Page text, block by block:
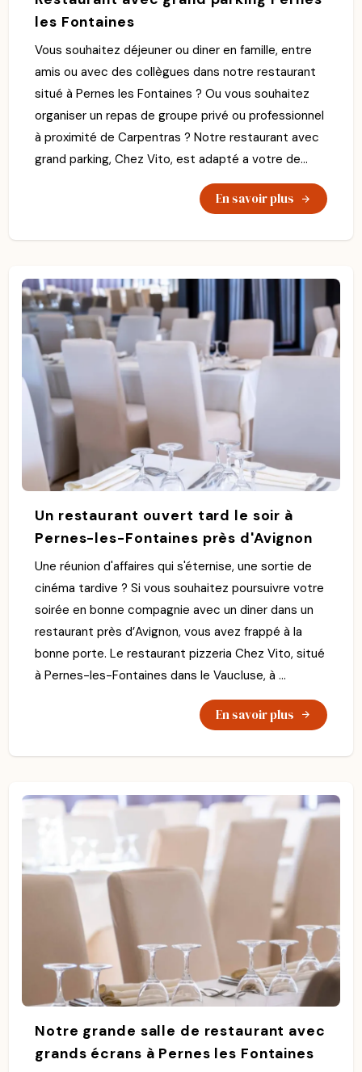
les Fontaines
Vous souhaitez déjeuner ou diner en famille, entre
amis ou avec des collègues dans notre restaurant
situé à Pernes les Fontaines ? Ou vous souhaitez
organiser un repas de groupe privé ou professionnel
à proximité de Carpentras ? Notre restaurant avec
grand parking, Chez Vito, est adapté a votre de...
En savoir plus
Un restaurant ouvert tard le soir à
Pernes-les-Fontaines près d'Avignon
Une réunion d'affaires qui s'éternise, une sortie de
cinéma tardive ? Si vous souhaitez poursuivre votre
soirée en bonne compagnie avec un diner dans un
restaurant près d’Avignon, vous avez frappé à la
bonne porte. Le restaurant pizzeria Chez Vito, situé
à Pernes-les-Fontaines dans le Vaucluse, à ...
En savoir plus
Notre grande salle de restaurant avec
grands écrans à Pernes les Fontaines